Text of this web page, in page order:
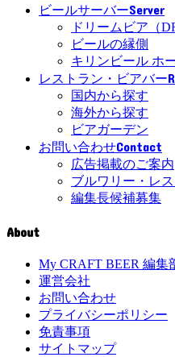
ビールサーバーServer
ドリームビア（
ビールの縁側
キリンビール ホ
レストラン・ビアバー
国内から探す
海外から探す
ビアガーデン
お問い合わせContact
広告掲載のご案内
ブルワリー・レ
編集長候補募集
About
My CRAFT BEER 編集
運営会社
お問い合わせ
プライバシーポリシー
免責事項
サイトマップ